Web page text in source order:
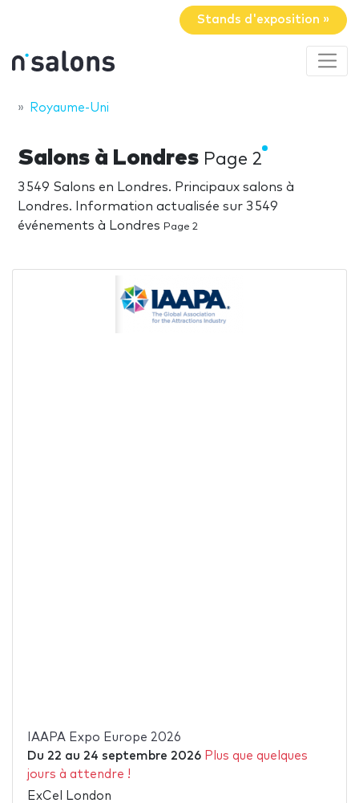
Stands d'exposition »
Royaume-Uni
Salons à Londres Page 2
3 549 Salons en Londres. Principaux salons à
Londres. Information actualisée sur 3 549
événements à Londres Page 2
IAAPA Expo Europe 2026
Du 22 au 24 septembre 2026 Plus que quelques
jours à attendre !
ExCel London